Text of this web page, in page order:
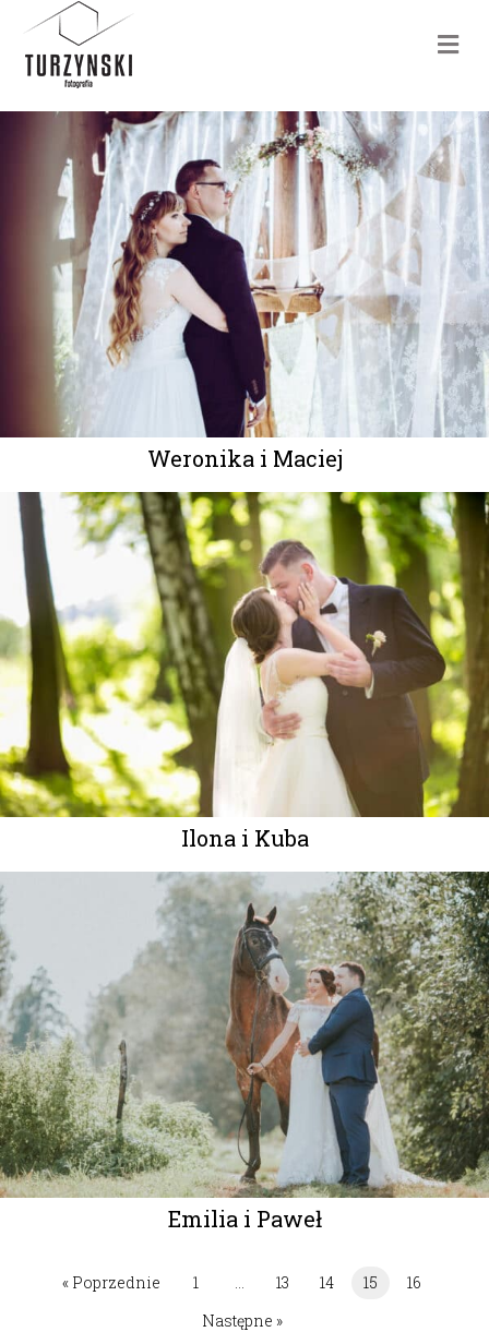
Weronika i Maciej
Ilona i Kuba
Emilia i Paweł
« Poprzednie 1 … 13 14 15
16
Następne »